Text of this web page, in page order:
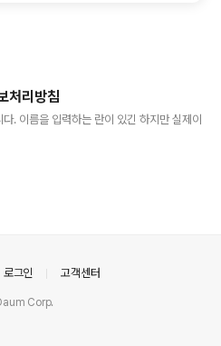
처리방침
. 이름을 입력하는 란이 있긴 하지만 실제이
로그인 고객센터
Corp.